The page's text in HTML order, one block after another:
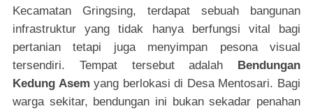
Kecamatan Gringsing, terdapat sebuah bangunan
infrastruktur yang tidak hanya berfungsi vital bagi
pertanian tetapi juga menyimpan pesona visual
tersendiri. Tempat tersebut adalah Bendungan
Kedung Asem yang berlokasi di Desa Mentosari. Bagi
warga sekitar, bendungan ini bukan sekadar penahan